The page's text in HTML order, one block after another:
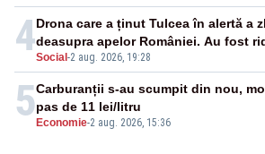
4Social -2 aug. 2026, 19:28
Drona care a ținut Tulcea în alertă a
deasupra apelor României. Au fost
5 Economie-2 aug. 2026, 15:36
Carburanții s-au scumpit din nou,
pas de 11 lei/litru